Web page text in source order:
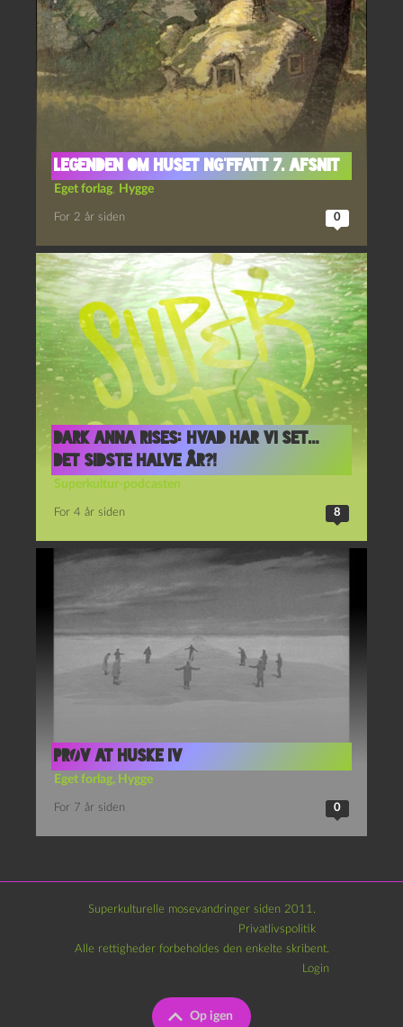
legenden om huset ng’ffatt 7. afsnit
Eget forlag, Hygge
For 2 år siden 0
Dark Anna Rises: Hvad har vi set…
det sidste halve år?!
Superkultur-podcasten
For 4 år siden 8
Prøv at huske IV
Eget forlag, Hygge
For 7 år siden 0
Superkulturelle mosevandringer siden 2011.
Privatlivspolitik
Op igen
Alle rettigheder forbeholdes den enkelte skribent.
Login